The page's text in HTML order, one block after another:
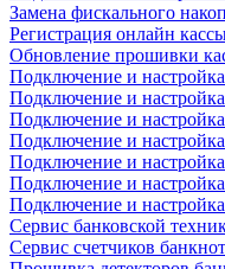
Замена фискального
Регистрация онлайн
Обновление прошивки
Подключение и
Подключение и
Подключение и
Подключение и
Подключение и
Подключение и
Подключение и
Сервис банковской
Сервис счетчиков банкнот